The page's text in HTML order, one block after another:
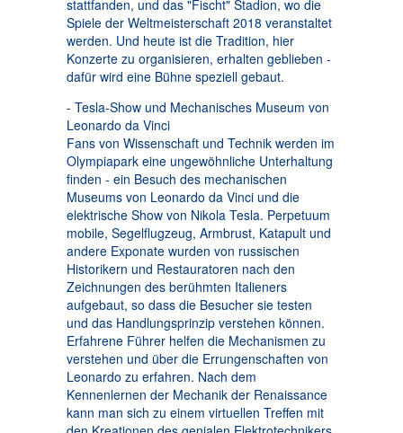
stattfanden, und das "Fischt" Stadion, wo die
Spiele der Weltmeisterschaft 2018 veranstaltet
werden. Und heute ist die Tradition, hier
Konzerte zu organisieren, erhalten geblieben -
dafür wird eine Bühne speziell gebaut.
- Tesla-Show und Mechanisches Museum von
Leonardo da Vinci
Fans von Wissenschaft und Technik werden im
Olympiapark eine ungewöhnliche Unterhaltung
finden - ein Besuch des mechanischen
Museums von Leonardo da Vinci und die
elektrische Show von Nikola Tesla. Perpetuum
mobile, Segelflugzeug, Armbrust, Katapult und
andere Exponate wurden von russischen
Historikern und Restauratoren nach den
Zeichnungen des berühmten Italieners
aufgebaut, so dass die Besucher sie testen
und das Handlungsprinzip verstehen können.
Erfahrene Führer helfen die Mechanismen zu
verstehen und über die Errungenschaften von
Leonardo zu erfahren. Nach dem
Kennenlernen der Mechanik der Renaissance
kann man sich zu einem virtuellen Treffen mit